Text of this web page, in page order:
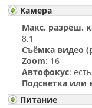
Камера
Макс. разреш.
8.1
Съёмка видео
Zoom: 16
Автофокус: есть
Подсветка или
Питание